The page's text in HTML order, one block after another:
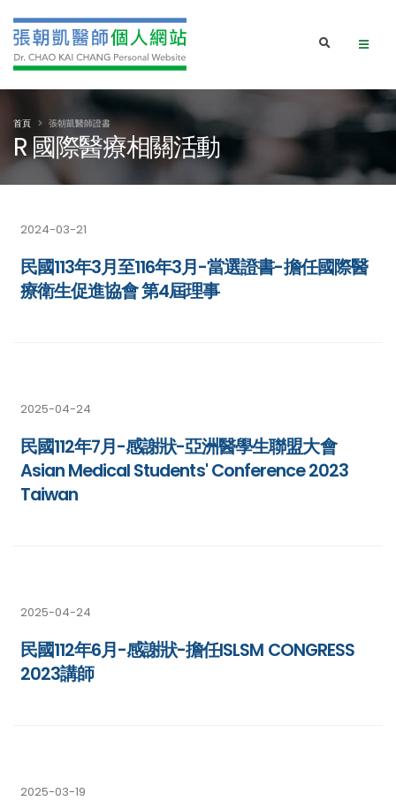
R 國際醫療相關活動
首頁 張朝凱醫師證書
2024-03-21
民國113年3月至116年3月-當選證書-擔任國際醫
療衛生促進協會 第4屆理事
2025-04-24
民國112年7月-感謝狀-亞洲醫學生聯盟大會
Asian Medical Students' Conference 2023
Taiwan
2025-04-24
民國112年6月-感謝狀-擔任ISLSM CONGRESS
2023講師
2025-03-19